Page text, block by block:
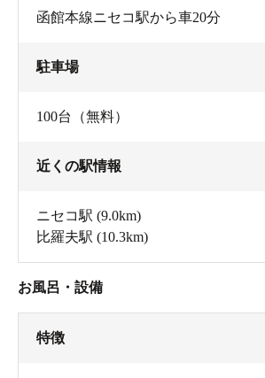
函館本線ニセコ駅から車20分
駐車場
100台（無料）
近くの駅情報
ニセコ駅 (9.0km)
比羅夫駅 (10.3km)
お風呂・設備
特徴